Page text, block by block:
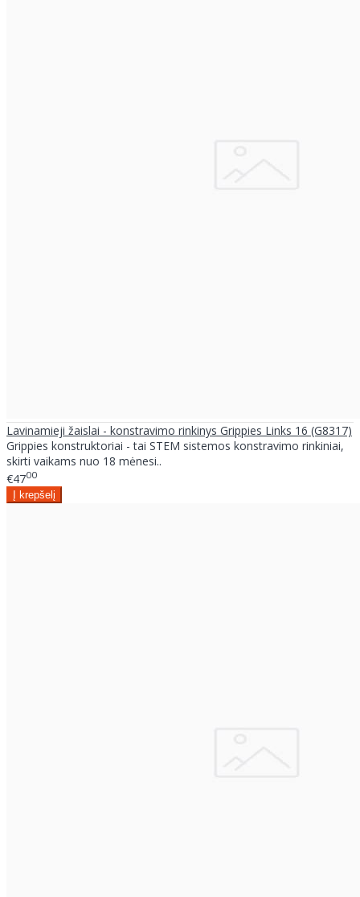
Lavinamieji žaislai - konstravimo rinkinys Grippies Links 16 (G8317)
Grippies konstruktoriai - tai STEM sistemos konstravimo rinkiniai,
skirti vaikams nuo 18 mėnesi..
€4700